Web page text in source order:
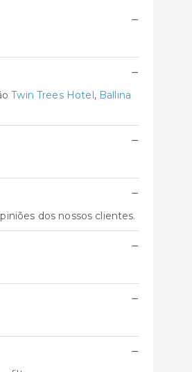
−
−
Twin Trees Hotel, Ballina
−
−
dos nossos clientes.
−
−
−